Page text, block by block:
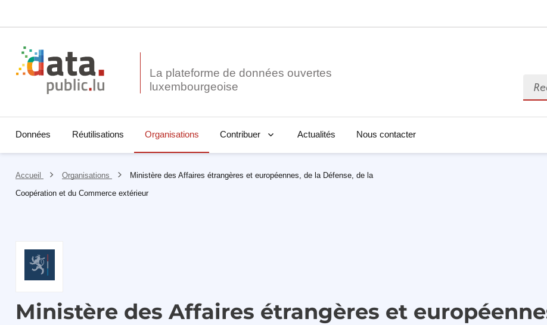
La plateforme de données ouvertes
Données Réutilisations Organisations Contribuer Actualités Nous contacter
Accueil Organisations
Ministère des Affaires étrangères et européennes, de la Défense, de la
Coopération et du Commerce extérieur
Ministère des Affaires étrangères et